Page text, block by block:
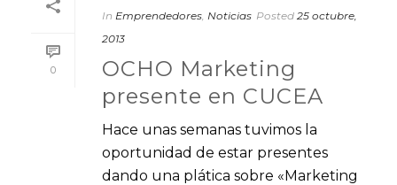
0
In Emprendedores, Noticias Posted 25 octubre,
2013
OCHO Marketing
presente en CUCEA
Hace unas semanas tuvimos la
oportunidad de estar presentes
dando una plática sobre «Marketing